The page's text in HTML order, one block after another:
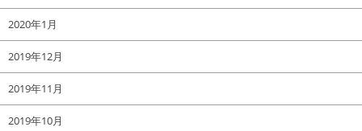
2020年1月
2019年12月
2019年11月
2019年10月